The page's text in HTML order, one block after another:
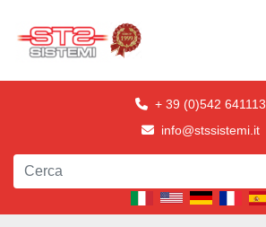
+ 39 (0)542 641113
info@stssistemi.it